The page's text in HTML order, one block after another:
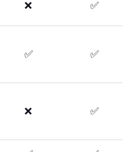
❌ ✅
✅ ✅
❌ ✅